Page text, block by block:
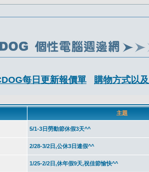
每日更新報價單 購物方式以